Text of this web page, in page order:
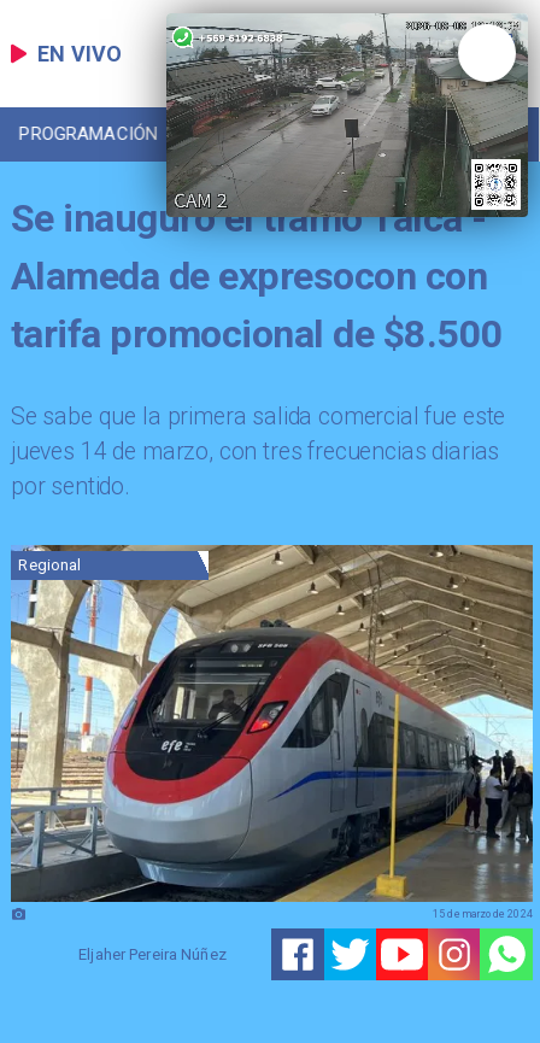
EN VIVO
PROGRAMACIÓN LOCAL DEPORTES
Se inauguró el tramo Talca -
Alameda de expresocon con
tarifa promocional de $8.500
Se sabe que la primera salida comercial fue este
jueves 14 de marzo, con tres frecuencias diarias
por sentido.
Regional
Eljaher Pereira Núñez
15 de marzo de 2024